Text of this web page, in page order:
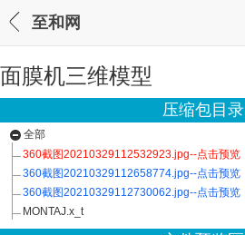
至和网
面膜机三维模型
压缩包目录
全部
360截图20210329112532923.jpg--点击预览
360截图20210329112658774.jpg--点击预览
360截图20210329112730062.jpg--点击预览
MONTAJ.x_t